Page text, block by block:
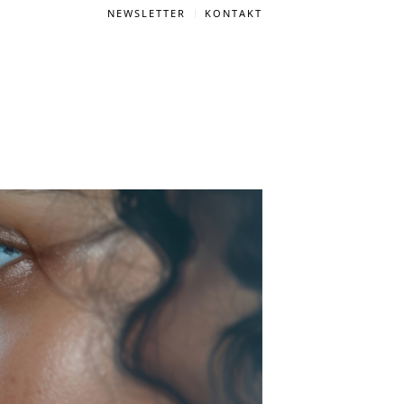
NEWSLETTER KONTAKT